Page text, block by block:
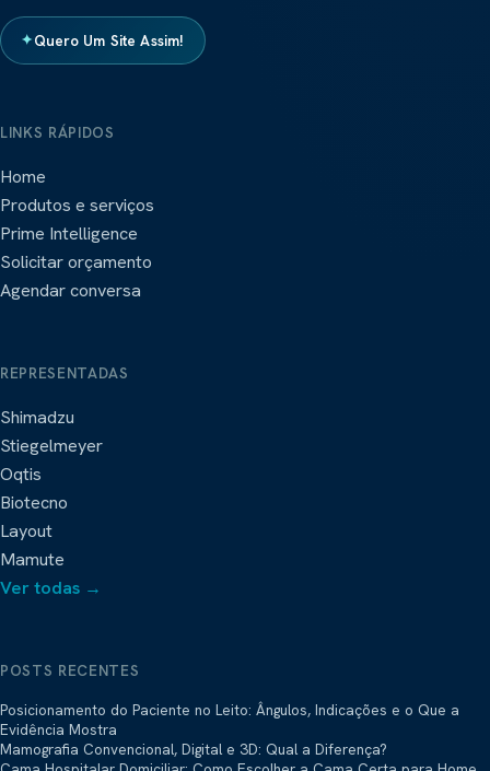
✦Quero Um Site Assim!
LINKS RÁPIDOS
Home
Produtos e serviços
Prime Intelligence
Solicitar orçamento
Agendar conversa
REPRESENTADAS
Shimadzu
Stiegelmeyer
Oqtis
Biotecno
Layout
Mamute
Ver todas →
POSTS RECENTES
Posicionamento do Paciente no Leito: Ângulos, Indicações e o Que a
Evidência Mostra
Mamografia Convencional, Digital e 3D: Qual a Diferença?